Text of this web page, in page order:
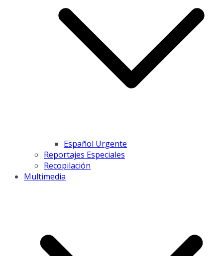
Español Urgente
Reportajes Especiales
Recopilación
Multimedia